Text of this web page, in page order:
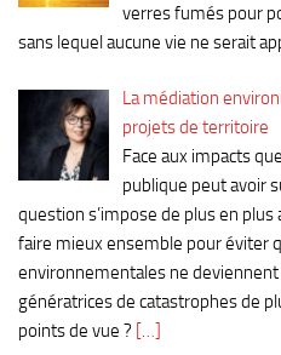
verres fumés pour
sans lequel aucune vie ne serait
La médiation
projets de territoire
Face aux impacts
publique peut avoir
question s’impose de plus en
faire mieux ensemble pour éviter
environnementales ne
génératrices de catastrophes de
points de vue ? […]